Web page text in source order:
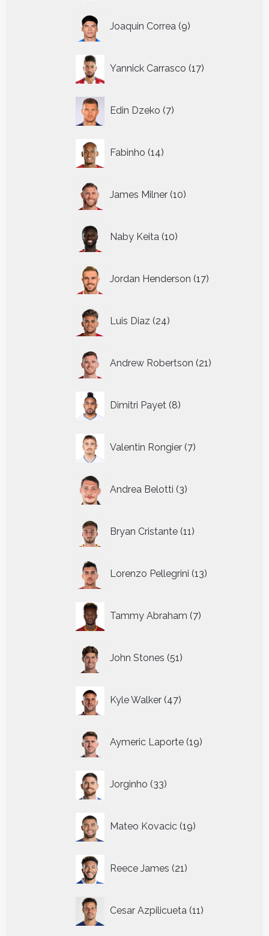
Joaquin Correa 9
producten
Yannick Carrasco 17
producten
Edin Dzeko 7
producten
Fabinho 14
producten
James Milner 10
producten
Naby Keita 10
producten
Jordan Henderson 17
producten
Luis Diaz 24
producten
Andrew Robertson 21
producten
Dimitri Payet 8
producten
Valentin Rongier 7
producten
Andrea Belotti 3
producten
Bryan Cristante 11
producten
Lorenzo Pellegrini 13
producten
Tammy Abraham 7
producten
John Stones 51
producten
Kyle Walker 47
producten
Aymeric Laporte 19
producten
Jorginho 33
producten
Mateo Kovacic 19
producten
Reece James 21
producten
Cesar Azpilicueta 11
producten